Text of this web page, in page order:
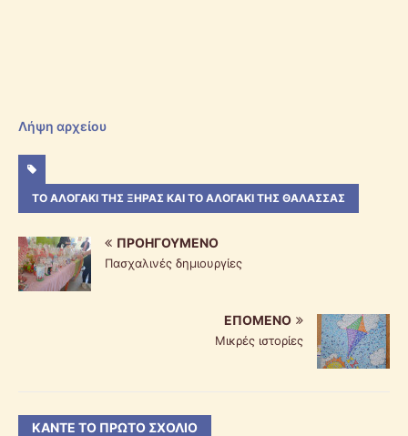
Λήψη αρχείου
ΤΟ ΑΛΟΓΆΚΙ ΤΗΣ ΞΗΡΆΣ ΚΑΙ ΤΟ ΑΛΟΓΆΚΙ ΤΗΣ ΘΆΛΑΣΣΑΣ
ΠΡΟΗΓΟΎΜΕΝΟ
Πασχαλινές δημιουργίες
ΕΠΌΜΕΝΟ
Μικρές ιστορίες
ΚΆΝΤΕ ΤΟ ΠΡΏΤΟ ΣΧΌΛΙΟ